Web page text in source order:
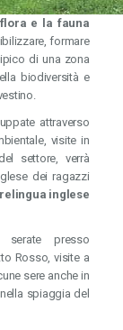
e la fauna
formare
di una zona
biodiversità e
attraverso
visite in
settore, verrà
dei ragazzi
inglese
serate presso
Rosso, visite a
sere anche in
spiaggia del